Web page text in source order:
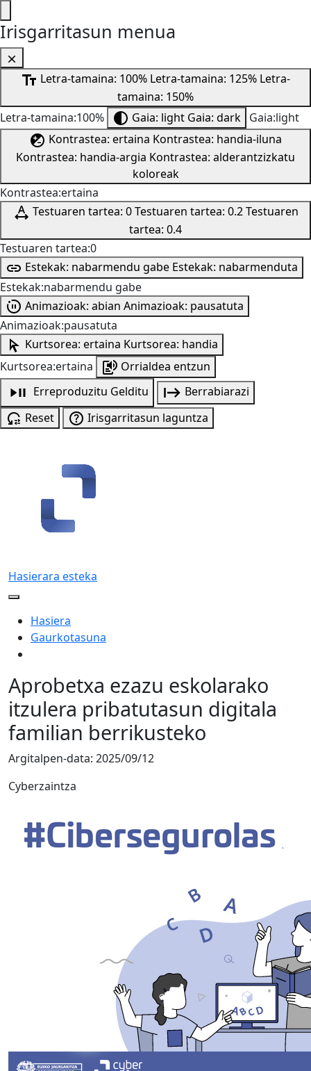
Irisgarritasun menua
Letra-tamaina: 100% Letra-tamaina: 125% Letra-
tamaina: 150%
Letra-tamaina:100%
Gaia: light Gaia: dark Gaia:light
Kontrastea: ertaina Kontrastea: handia-iluna
Kontrastea: handia-argia Kontrastea: alderantzizkatu
koloreak
Kontrastea:ertaina
Testuaren tartea: 0 Testuaren tartea: 0.2 Testuaren
tartea: 0.4
Testuaren tartea:0
Estekak: nabarmendu gabe Estekak: nabarmenduta
Estekak:nabarmendu gabe
Animazioak: abian Animazioak: pausatuta
Animazioak:pausatuta
Kurtsorea: ertaina Kurtsorea: handia
Kurtsorea:ertaina
Orrialdea entzun
Erreproduzitu Gelditu
Berrabiarazi
Reset
Irisgarritasun laguntza
Hasierara esteka
Hasiera
Gaurkotasuna
Aprobetxa ezazu eskolarako
itzulera pribatutasun digitala
familian berrikusteko
Argitalpen-data: 2025/09/12
Cyberzaintza